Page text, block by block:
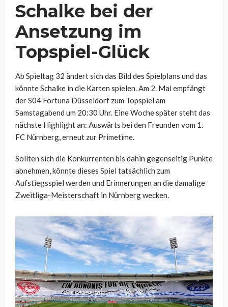
Schalke bei der
Ansetzung im
Topspiel-Glück
Ab Spieltag 32 ändert sich das Bild des Spielplans und das
könnte Schalke in die Karten spielen. Am 2. Mai empfängt
der S04 Fortuna Düsseldorf zum Topspiel am
Samstagabend um 20:30 Uhr. Eine Woche später steht das
nächste Highlight an: Auswärts bei den Freunden vom 1.
FC Nürnberg, erneut zur Primetime.
Sollten sich die Konkurrenten bis dahin gegenseitig Punkte
abnehmen, könnte dieses Spiel tatsächlich zum
Aufstiegsspiel werden und Erinnerungen an die damalige
Zweitliga-Meisterschaft in Nürnberg wecken.